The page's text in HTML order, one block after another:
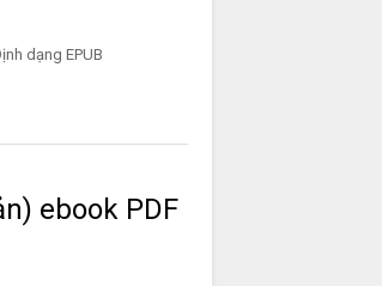
Định dạng EPUB
ebook PDF